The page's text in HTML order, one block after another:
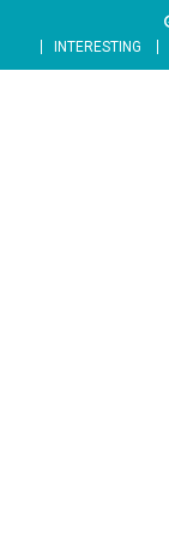
content
INTERESTING